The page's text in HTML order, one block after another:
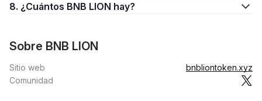
8. ¿Cuántos BNB LION hay?
Sobre BNB LION
Sitio web
bnbliontoken.xyz
Comunidad